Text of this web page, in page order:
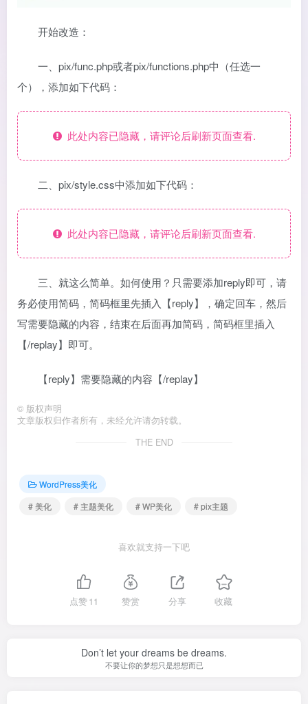
开始改造：
一、pix/func.php或者pix/functions.php中（任选一
个），添加如下代码：
此处内容已隐藏，请评论后刷新页面查看.
二、pix/style.css中添加如下代码：
此处内容已隐藏，请评论后刷新页面查看.
三、就这么简单。如何使用？只需要添加reply即可，请
务必使用简码，简码框里先插入【reply】，确定回车，然后
写需要隐藏的内容，结束在后面再加简码，简码框里插入
【/replay】即可。
【reply】需要隐藏的内容【/replay】
© 版权声明
文章版权归作者所有，未经允许请勿转载。
THE END
WordPress美化
# 美化
# 主题美化 # WP美化 # pix主题
喜欢就支持一下吧
点赞11 赞赏 分享 收藏
Don’t let your dreams be dreams.
不要让你的梦想只是想想而已